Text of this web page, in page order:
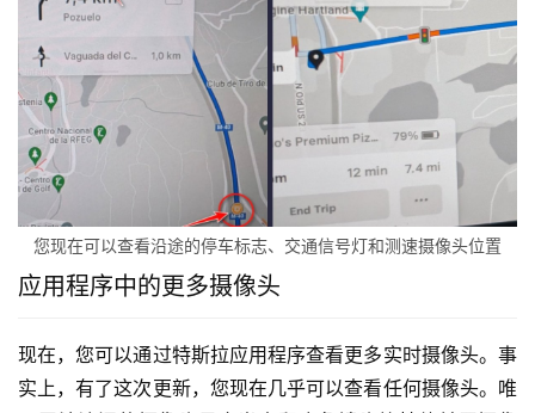
您现在可以查看沿途的停车标志、交通信号灯和测速摄像头位置
应用程序中的更多摄像头
现在，您可以通过特斯拉应用程序查看更多实时摄像头。事
实上，有了这次更新，您现在几乎可以查看任何摄像头。唯